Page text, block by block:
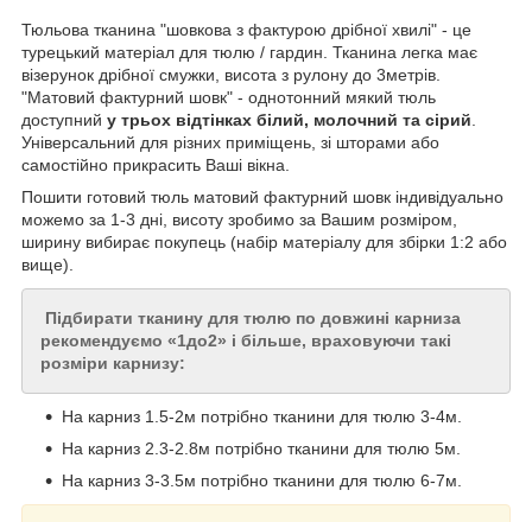
Тюльова тканина "шовкова з фактурою дрібної хвилі" - це
турецький матеріал для тюлю / гардин. Тканина легка має
візерунок дрібної смужки, висота з рулону до 3метрів.
"Матовий фактурний шовк" - однотонний мякий тюль
доступний у трьох відтінках білий, молочний та сірий
Універсальний для різних приміщень, зі шторами або
самостійно прикрасить Ваші вікна.
Пошити готовий тюль матовий фактурний шовк індивідуально
можемо за 1-3 дні, висоту зробимо за Вашим розміром,
ширину вибирає покупець (набір матеріалу для збірки 1:2 або
вище).
Підбирати тканину для тюлю по довжині карниза
рекомендуємо «1до2» і більше, враховуючи такі
розміри карнизу:
На карниз 1.5-2м потрібно тканини для тюлю 3-4м.
На карниз 2.3-2.8м потрібно тканини для тюлю 5м.
На карниз 3-3.5м потрібно тканини для тюлю 6-7м.